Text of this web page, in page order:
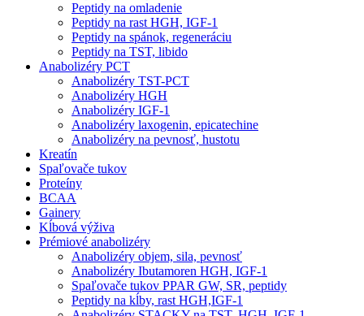
Peptidy na omladenie
Peptidy na rast HGH, IGF-1
Peptidy na spánok, regeneráciu
Peptidy na TST, libido
Anabolizéry PCT
Anabolizéry TST-PCT
Anabolizéry HGH
Anabolizéry IGF-1
Anabolizéry laxogenin, epicatechine
Anabolizéry na pevnosť, hustotu
Kreatín
Spaľovače tukov
Proteíny
BCAA
Gainery
Kĺbová výživa
Prémiové anabolizéry
Anabolizéry objem, sila, pevnosť
Anabolizéry Ibutamoren HGH, IGF-1
Spaľovače tukov PPAR GW, SR, peptidy
Peptidy na kĺby, rast HGH,IGF-1